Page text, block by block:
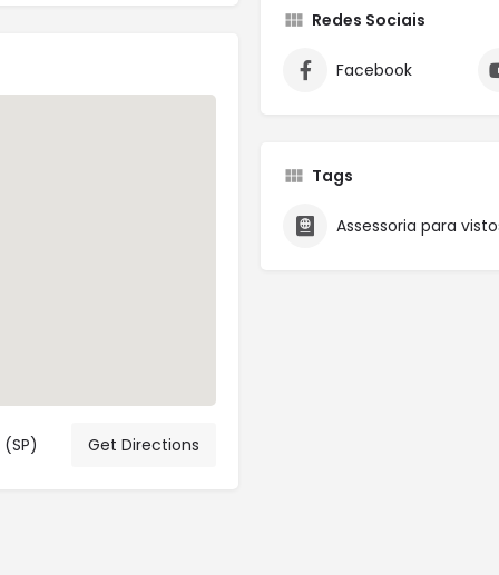
Get Directions
Redes Sociais
Facebook
Tags
Assessoria para